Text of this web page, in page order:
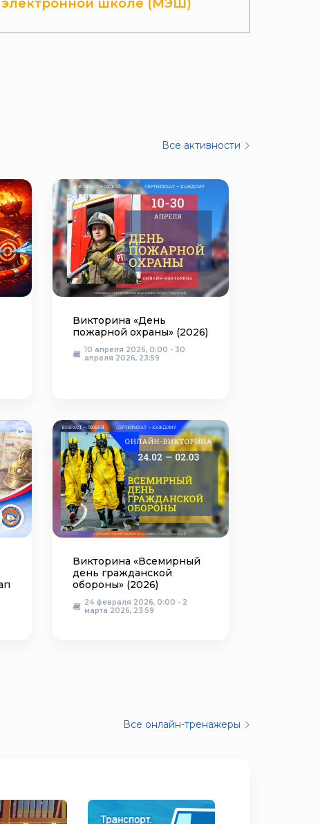
электронной школе (МЭШ)
Все активности
Викторина «День
пожарной охраны» (2026)
10 апреля 2026, 0:00 - 30
апреля 2026, 23:59
Викторина «Всемирный
день гражданской
обороны» (2026)
24 февраля 2026, 0:00 - 2
марта 2026, 23:59
Все онлайн-тренажеры